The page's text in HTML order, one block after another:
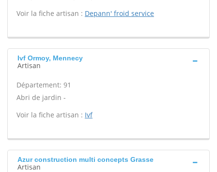
Voir la fiche artisan : Depann' froid service
Ivf Ormoy, Mennecy
Artisan
Département: 91
Abri de jardin -
Voir la fiche artisan : Ivf
Azur construction multi concepts Grasse
Artisan